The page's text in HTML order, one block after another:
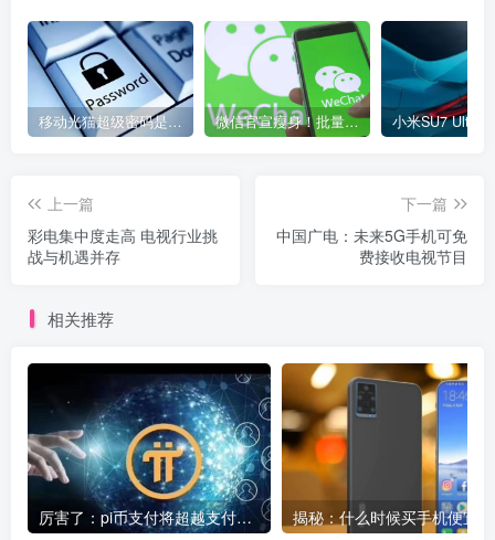
移动光猫超级密码是多少？移动光猫超级管理员后台账号与密码 微信官宣瘦身！批量清理原图新功能来了 安卓、iOS均可使用
上一篇
彩电集中度走高 电视行业挑
战与机遇并存
下一篇
中国广电：未来5G手机可免
费接收电视节目
相关推荐
厉害了：pi币支付将超越支付宝微信成为全球第一大支付平台